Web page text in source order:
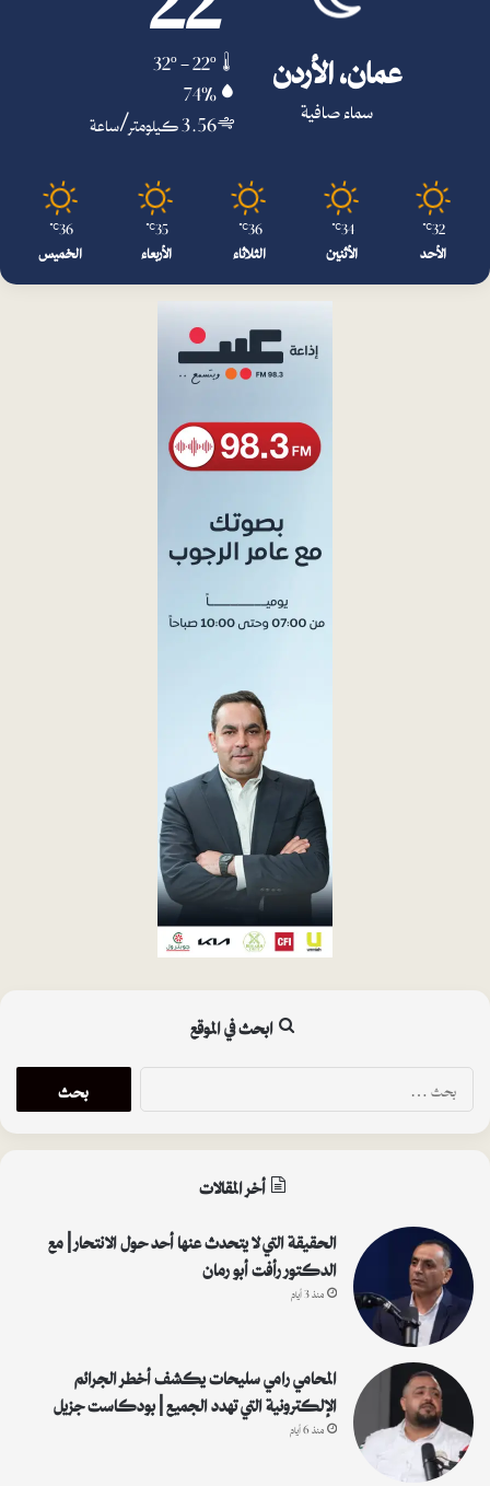
عمان، الأردن
سماء صافية
32º - 22º
74%
3.56 كيلومتر/ساعة
32
℃
الأحد
34
℃
الأثنين
36
℃
الثلاثاء
35
℃
الأربعاء
36
℃
الخميس
ابحث في الموقع
البحث
عن:
أخر المقالات
الحقيقة التي لا يتحدث عنها أحد حول الانتحار | مع
الدكتور رأفت أبو رمان
منذ 3 أيام
المحامي رامي سليحات يكشف أخطر الجرائم
الإلكترونية التي تهدد الجميع | بودكاست جزيل
منذ 6 أيام